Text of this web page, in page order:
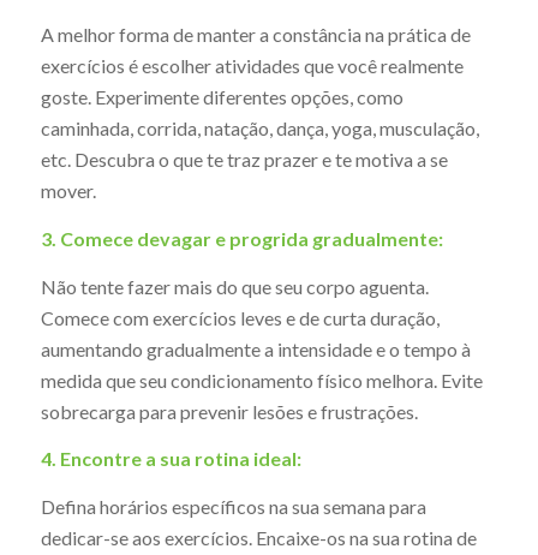
A melhor forma de manter a constância na prática de
exercícios é escolher atividades que você realmente
goste. Experimente diferentes opções, como
caminhada, corrida, natação, dança, yoga, musculação,
etc. Descubra o que te traz prazer e te motiva a se
mover.
3. Comece devagar e progrida gradualmente:
Não tente fazer mais do que seu corpo aguenta.
Comece com exercícios leves e de curta duração,
aumentando gradualmente a intensidade e o tempo à
medida que seu condicionamento físico melhora. Evite
sobrecarga para prevenir lesões e frustrações.
4. Encontre a sua rotina ideal:
Defina horários específicos na sua semana para
dedicar-se aos exercícios. Encaixe-os na sua rotina de